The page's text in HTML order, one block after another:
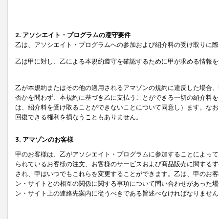
2. アソシエイト・プログラムの遵守要件
乙は、アソシエイト・プログラムへの参加および紹介料の受け取りに
乙は甲に対し、乙による本規約遵守を確認するために甲が求める情報
乙が本規約またはその他の適用されるアマゾンの規約に違反した場合
否かを問わず、本規約に基づき乙に支払うことができる一切の紹介料
は、紹介料を受け取ることができないことについて同意し）ます。な
回復できる権利を損なうこともありません。
3. アマゾンのお客様
甲のお客様は、乙がアソシエイト・プログラムに参加することによっ
られているお客様の注文、お客様のサービスおよび商品販売に関する
され、甲はいつでもこれらを変更することができます。乙は、甲のお
ン・サイトとの相互の関係に関する事項について問い合わせがあった
ン・サイト上の連絡先案内に従うべきである旨述べなければなりませ